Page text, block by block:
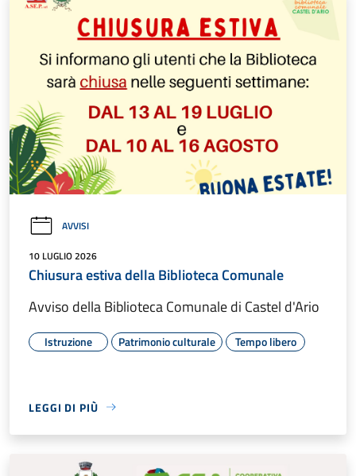
AVVISI
10 LUGLIO 2026
Chiusura estiva della Biblioteca Comunale
Avviso della Biblioteca Comunale di Castel d'Ario
Istruzione Patrimonio culturale Tempo libero
LEGGI DI PIÙ